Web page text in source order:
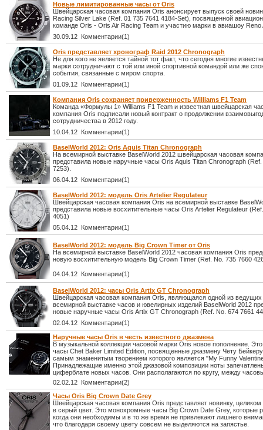
Новые лимитированные часы от Oris
Швейцарская часовая компания Oris анонсирует выпуск своей
Racing Silver Lake (Ref. 01 735 7641 4184-Set), посвященной
команде Oris - Oris Air Racing Team и участию марки в авиашоу Reno
30.09.12 Комментарии(1)
Oris представляет хронограф Raid 2012 Chronograph
Не для кого не является тайной тот факт, что сегодня многие
марки сотрудничают с той или иной спортивной командой или же
события, связанные с миром спорта.
01.09.12 Комментарии(1)
Компания Oris сохраняет приверженность Williams F1 Team
Команда «Формулы 1» Williams F1 Team и известная швейцарская
компания Oris подписали новый контракт о продолжении
сотрудничества в 2012 году.
10.04.12 Комментарии(1)
BaselWorld 2012: Oris Aquis Titan Chronograph
На всемирной выставке BaselWorld 2012 швейцарская часовая
представила новые наручные часы Oris Aquis Titan Chronograph
7253).
06.04.12 Комментарии(1)
BaselWorld 2012: модель Oris Artelier Regulateur
Швейцарская часовая компания Oris на всемирной выставке
представила новые восхитительные часы Oris Artelier Regulateur
4051)
05.04.12 Комментарии(1)
BaselWorld 2012: модель Big Crown Timer от Oris
На всемирной выставке BaselWorld 2012 часовая компания Oris
новую восхитительную модель Big Crown Timer (Ref. No. 735 7660
04.04.12 Комментарии(1)
BaselWorld 2012: часы Oris Artix GT Chronograph
Швейцарская часовая компания Oris, являющаяся одной из
всемирной выставке часов и ювелирных изделий BaselWorld 2012
новые наручные часы Oris Artix GT Chronograph (Ref. No. 674 7661
02.04.12 Комментарии(1)
Наручные часы Oris в честь известного джазмена
В музыкальной коллекции часовой марки Oris новое пополнение.
часы Chet Baker Limited Edition, посвященные джазмену Чету
самым знаменитым творением которого является "My Funny
Принадлежащие именно этой джазовой композиции ноты
циферблате новых часов. Они располагаются по кругу, между
02.02.12 Комментарии(2)
Часы Oris Big Crown Date Grey
Швейцарская часовая компания Oris представляет новинку,
в серый цвет. Это монохромные часы Big Crown Date Grey, которые
когда они необходимы и в то же время не привлекают лишнего
что благодаря своему цвету совсем не выделяются на запястье.